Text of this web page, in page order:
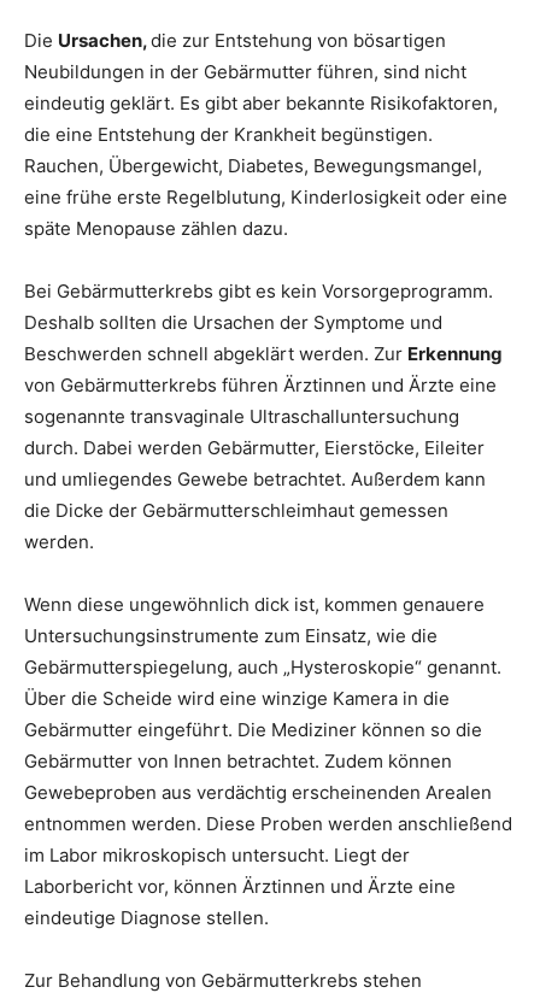
Die Ursachen,die zur Entstehung von bösartigen
Neubildungen in der Gebärmutter führen, sind nicht
eindeutig geklärt. Es gibt aber bekannte Risikofaktoren,
die eine Entstehung der Krankheit begünstigen.
Rauchen, Übergewicht, Diabetes, Bewegungsmangel,
eine frühe erste Regelblutung, Kinderlosigkeit oder eine
späte Menopause zählen dazu.
Bei Gebärmutterkrebs gibt es kein Vorsorgeprogramm.
Deshalb sollten die Ursachen der Symptome und
Beschwerden schnell abgeklärt werden. Zur Erkennung
von Gebärmutterkrebs führen Ärztinnen und Ärzte eine
sogenannte transvaginale Ultraschalluntersuchung
durch. Dabei werden Gebärmutter, Eierstöcke, Eileiter
und umliegendes Gewebe betrachtet. Außerdem kann
die Dicke der Gebärmutterschleimhaut gemessen
werden.
Wenn diese ungewöhnlich dick ist, kommen genauere
Untersuchungsinstrumente zum Einsatz, wie die
Gebärmutterspiegelung, auch „Hysteroskopie“ genannt.
Über die Scheide wird eine winzige Kamera in die
Gebärmutter eingeführt. Die Mediziner können so die
Gebärmutter von Innen betrachtet. Zudem können
Gewebeproben aus verdächtig erscheinenden Arealen
entnommen werden. Diese Proben werden anschließend
im Labor mikroskopisch untersucht. Liegt der
Laborbericht vor, können Ärztinnen und Ärzte eine
eindeutige Diagnose stellen.
Zur Behandlung von Gebärmutterkrebs stehen